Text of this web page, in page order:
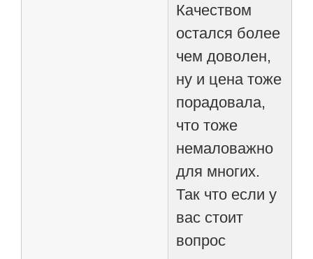
Качеством
остался более
чем доволен,
ну и цена тоже
порадовала,
что тоже
немаловажно
для многих.
Так что если у
вас стоит
вопрос